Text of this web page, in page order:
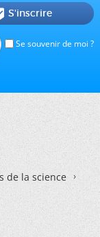
Se souvenir de moi ?
S'inscrire
de la science